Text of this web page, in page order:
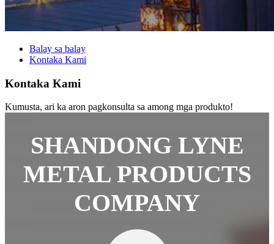
Balay sa balay
Kontaka Kami
Kontaka Kami
Kumusta, ari ka aron pagkonsulta sa among mga produkto!
SHANDONG LYNE
METAL PRODUCTS
COMPANY